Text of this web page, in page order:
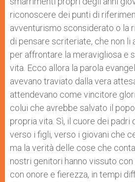
riconoscere dei punti di
avventurismo sconsiderato o la
di pensare scriteriate, che non li
per affrontare la meravigliosa e
vita. Ecco allora la parola
avevano traviato dalla vera
attendevano come vincitore
colui che avrebbe salvato il
propria vita. Sì, il cuore dei padri
verso i figli, verso i giovani che
ma la verità delle cose che
nostri genitori hanno vissuto
con onore e fierezza, in tempi